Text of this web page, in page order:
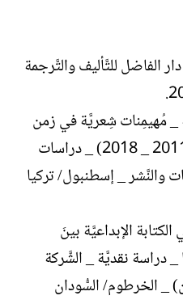
الفاضل للتَّأليف والتَّرجمة
_ مُهيمِنات شِعريَّة في زمن
الثَّورة والحرب في سوريّة (2011 _ 2018) _ دراسات
والنَّشر _ إسطنبول/ تركيا
الإبداعيَّة بينَ
_ دراسة نقديَّة _ الشَّركة
_ الخرطوم/ السُّودان